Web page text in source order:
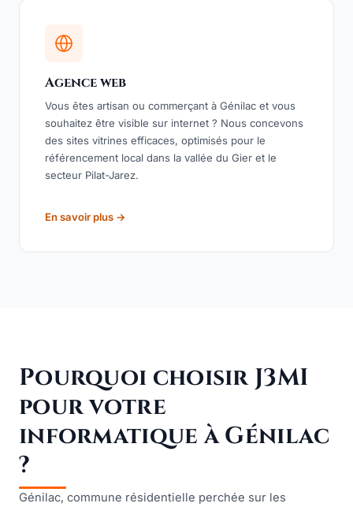
Agence web
Vous êtes artisan ou commerçant à Génilac et vous
souhaitez être visible sur internet ? Nous concevons
des sites vitrines efficaces, optimisés pour le
référencement local dans la vallée du Gier et le
secteur Pilat-Jarez.
En savoir plus →
Pourquoi choisir J3MI
pour votre
informatique à Génilac
?
Génilac, commune résidentielle perchée sur les